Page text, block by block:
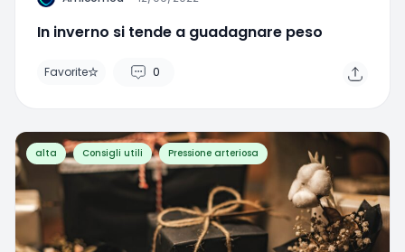
In inverno si tende a guadagnare peso
Favorite 0
alta Consigli utili Pressione arteriosa